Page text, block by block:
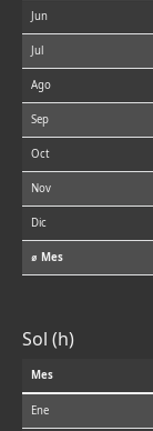
Jun
Jul
Ago
Sep
Oct
Nov
Dic
⌀ Mes
Sol (h)
Mes
Ene